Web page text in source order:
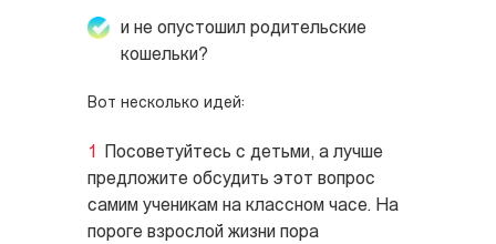
и не опустошил родительские
кошельки?
Вот несколько идей:
Посоветуйтесь с детьми, а лучше
предложите обсудить этот вопрос
самим ученикам на классном часе. На
пороге взрослой жизни пора